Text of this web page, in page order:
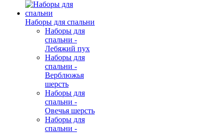
Наборы для спальни
Наборы для
спальни -
Лебяжий пух
Наборы для
спальни -
Верблюжья
шерсть
Наборы для
спальни -
Овечья шерсть
Наборы для
спальни -